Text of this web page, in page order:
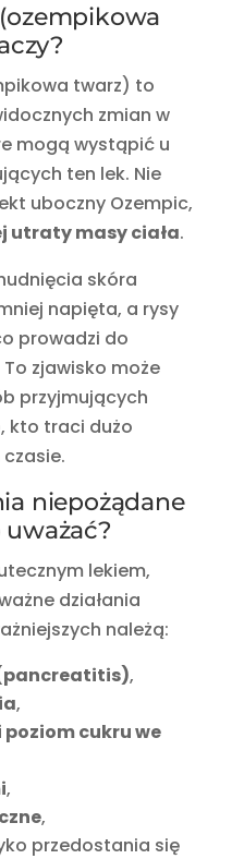
twarz) to
zmian w
mogą wystąpić u
ten lek. Nie
uboczny Ozempic,
utraty masy ciała.
skóra
napięta, a rysy
prowadzi do
zjawisko może
przyjmujących
kto traci dużo
niepożądane
uważać?
lekiem,
działania
należą:
,
,
cukru we
,
,
przedostania się